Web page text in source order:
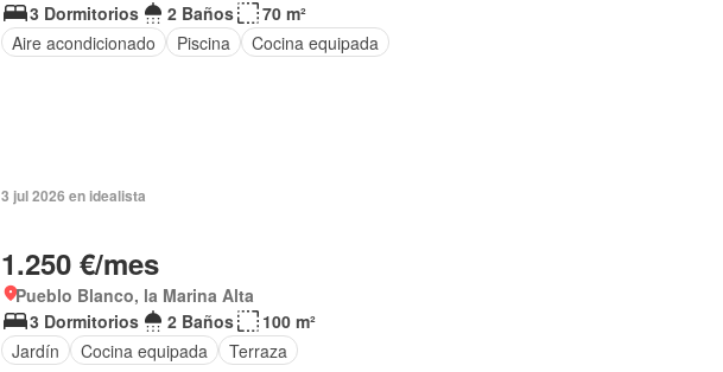
3 Dormitorios
2 Baños
70 m²
Aire acondicionado
Piscina Cocina equipada
3 jul 2026 en idealista
1.250 €/mes
Pueblo Blanco, la Marina Alta
3 Dormitorios
2 Baños
100 m²
Jardín
Cocina equipada Terraza